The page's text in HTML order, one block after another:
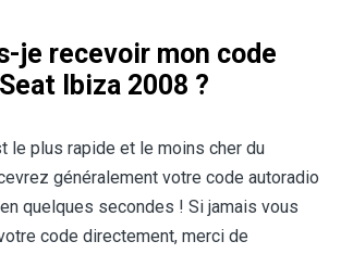
je recevoir mon code
Ibiza 2008 ?
le plus rapide et le moins cher du
généralement votre code autoradio
quelques secondes ! Si jamais vous
code directement, merci de